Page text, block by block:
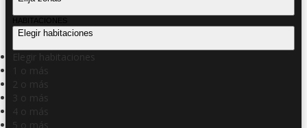
HABITACIONES
Elegir habitaciones
Elegir habitaciones
1 o más
2 o más
3 o más
4 o más
5 o más